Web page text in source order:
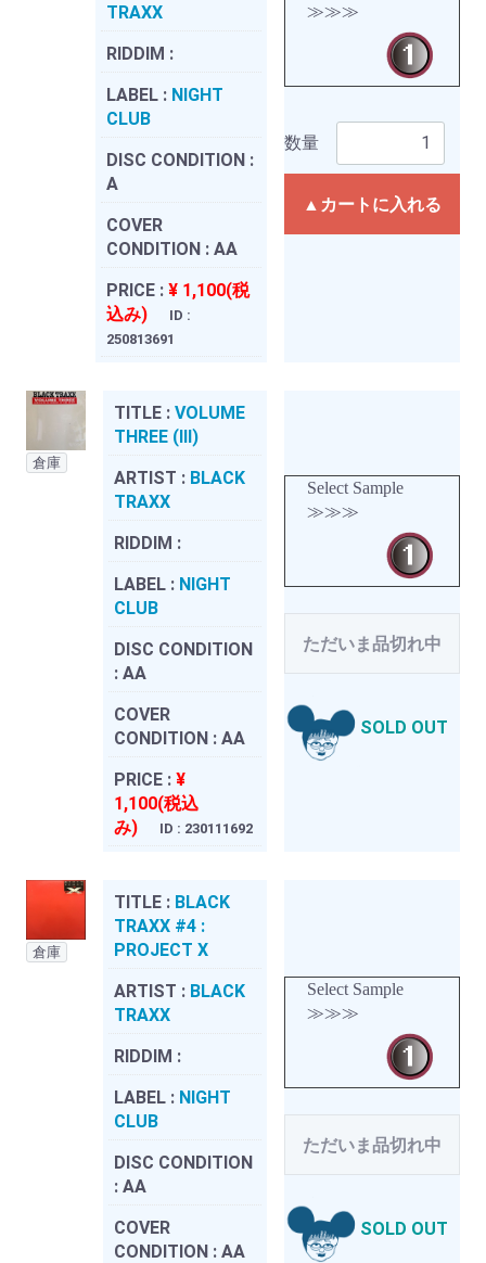
TRAXX
RIDDIM :
LABEL : NIGHT
CLUB
DISC CONDITION :
A
COVER
CONDITION : AA
PRICE : ¥ 1,100(税
込み)
ID :
250813691
≫≫≫
数量
▲カートに入れる
倉庫
TITLE : VOLUME
THREE (III)
ARTIST : BLACK
TRAXX
RIDDIM :
LABEL : NIGHT
CLUB
DISC CONDITION
: AA
COVER
CONDITION : AA
PRICE : ¥
1,100(税込
み)
ID : 230111692
Select Sample
≫≫≫
ただいま品切れ中
SOLD OUT
倉庫
TITLE : BLACK
TRAXX #4 :
PROJECT X
ARTIST : BLACK
TRAXX
RIDDIM :
LABEL : NIGHT
CLUB
DISC CONDITION
: AA
COVER
CONDITION : AA
Select Sample
≫≫≫
ただいま品切れ中
SOLD OUT